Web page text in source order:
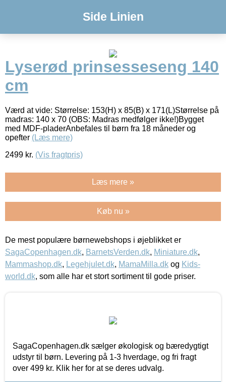
Side Linien
Lyserød prinsesseseng 140
cm
Værd at vide: Størrelse: 153(H) x 85(B) x 171(L)Størrelse på
madras: 140 x 70 (OBS: Madras medfølger ikke!)Bygget
med MDF-pladerAnbefales til børn fra 18 måneder og
opefter (Læs mere)
2499 kr. (Vis fragtpris)
Læs mere »
Køb nu »
De mest populære børnewebshops i øjeblikket er
SagaCopenhagen.dk, BarnetsVerden.dk, Miniature.dk,
Mammashop.dk, Legehjulet.dk, MamaMilla.dk og Kids-
world.dk, som alle har et stort sortiment til gode priser.
SagaCopenhagen.dk sælger økologisk og bæredygtigt
udstyr til børn. Levering på 1-3 hverdage, og fri fragt
over 499 kr. Klik her for at se deres udvalg.